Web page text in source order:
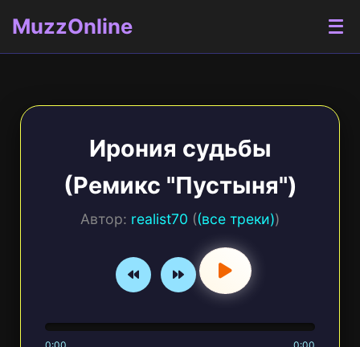
MuzzOnline
Ирония судьбы
(Ремикс "Пустыня")
Автор: realist70 ((все треки))